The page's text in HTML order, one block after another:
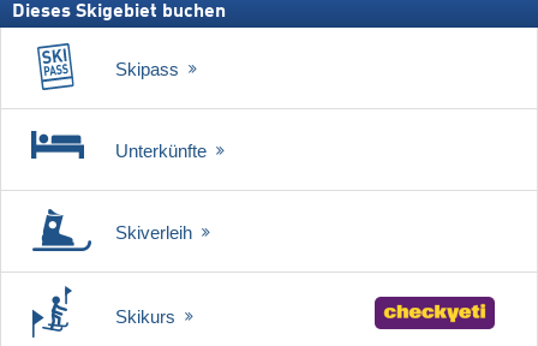
Dieses Skigebiet buchen
Skipass
Unterkünfte
Skiverleih
Skikurs